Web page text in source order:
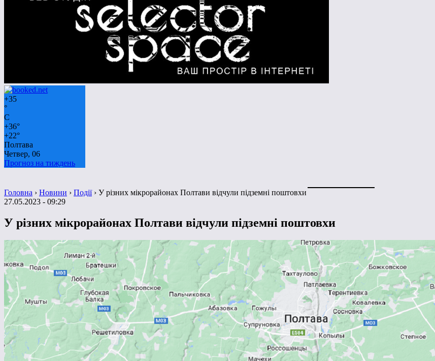
+35
°
C
+36°
+22°
Полтава
Четвер, 06
Прогноз на тиждень
Головна › Новини › Події› У різних мікрорайонах Полтави відчули підземні поштовхи
27.05.2023 - 09:29
У різних мікрорайонах Полтави відчули підземні поштовхи